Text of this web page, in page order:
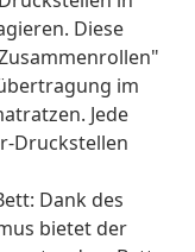
Diese
im
Jede
Druckstellen
Dank des
bietet der